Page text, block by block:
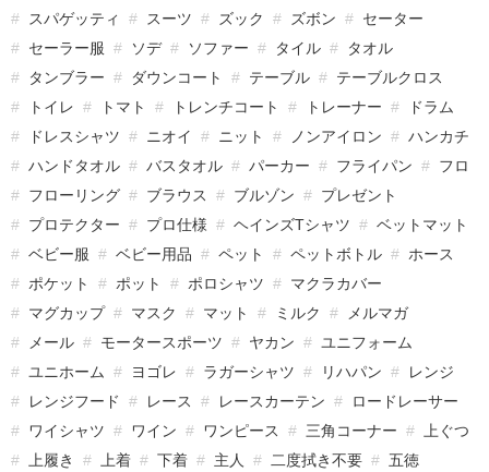
スパゲッティ
スーツ ズック ズボン
セーター
セーラー服
ソデ ソファー タイル
タオル
タンブラー
ダウンコート テーブル
テーブルクロス
トイレ
トマト トレンチコート トレーナー
ドラム
ドレスシャツ
ニオイ ニット ノンアイロン
ハンカチ
ハンドタオル
バスタオル パーカー フライパン
フロ
フローリング
ブラウス ブルゾン
プレゼント
プロテクター
プロ仕様 ヘインズTシャツ
ベットマット
ベビー服
ベビー用品 ペット ペットボトル
ホース
ポケット
ポット ポロシャツ
マクラカバー
マグカップ
マスク マット ミルク
メルマガ
メール
モータースポーツ ヤカン
ユニフォーム
ユニホーム
ヨゴレ ラガーシャツ リハパン
レンジ
レンジフード
レース レースカーテン
ロードレーサー
ワイシャツ
ワイン ワンピース 三角コーナー
上ぐつ
上履き
上着 下着 主人 二度拭き不要
五徳